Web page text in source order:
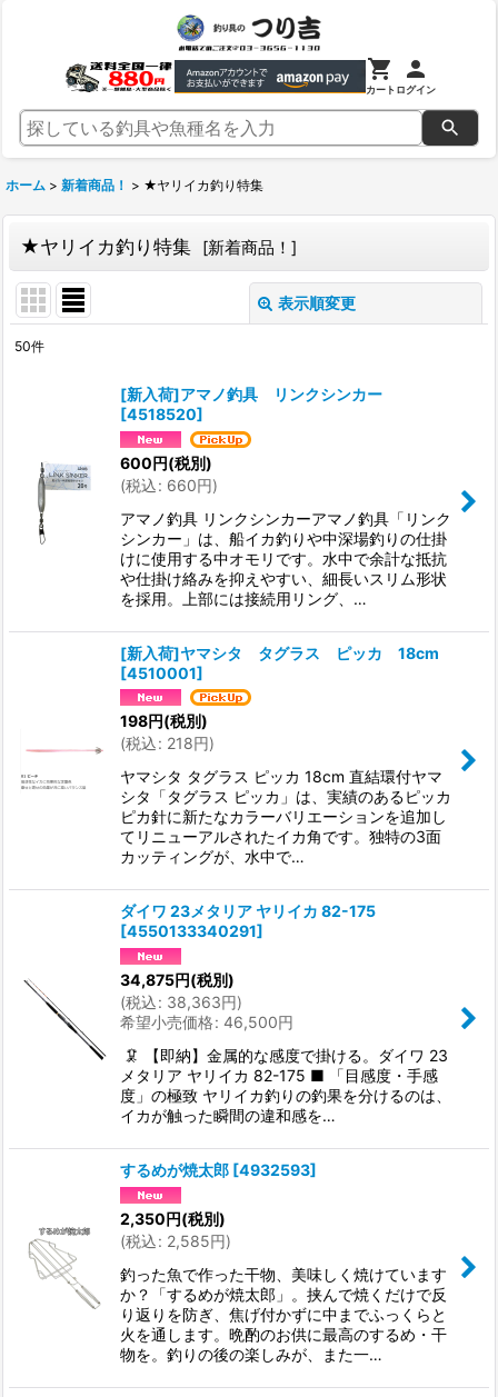
カートログイン
ホーム > 新着商品！ > ★ヤリイカ釣り特集
★ヤリイカ釣り特集 [新着商品！ ]
表示順変更
50件
[新入荷]アマノ釣具 リンクシンカー
[4518520]
600円(税別)
(税込: 660円)
アマノ釣具 リンクシンカーアマノ釣具「リンク
シンカー」は、船イカ釣りや中深場釣りの仕掛
けに使用する中オモリです。水中で余計な抵抗
や仕掛け絡みを抑えやすい、細長いスリム形状
を採用。上部には接続用リング、…
[新入荷]ヤマシタ タグラス ピッカ 18cm
[4510001]
198円(税別)
(税込: 218円)
ヤマシタ タグラス ピッカ 18cm 直結環付ヤマ
シタ「タグラス ピッカ」は、実績のあるピッカ
ピカ針に新たなカラーバリエーションを追加し
てリニューアルされたイカ角です。独特の3面
カッティングが、水中で…
ダイワ 23メタリア ヤリイカ 82-175
[4550133340291]
34,875円(税別)
(税込: 38,363円)
希望小売価格: 46,500円
🦑 【即納】金属的な感度で掛ける。ダイワ 23
メタリア ヤリイカ 82-175 ■ 「目感度・手感
度」の極致 ヤリイカ釣りの釣果を分けるのは、
イカが触った瞬間の違和感を…
するめが焼太郎 [4932593]
2,350円(税別)
(税込: 2,585円)
釣った魚で作った干物、美味しく焼けています
か？「するめが焼太郎」。挟んで焼くだけで反
り返りを防ぎ、焦げ付かずに中までふっくらと
火を通します。晩酌のお供に最高のするめ・干
物を。釣りの後の楽しみが、また一…